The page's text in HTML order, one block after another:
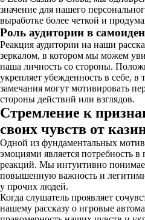
значение для нашего
выработке более четкой и
Роль аудитории в
Реакция аудитории на наши
зеркалом, в котором мы можем
наша личность со стороны.
укрепляет убежденность в себе, в
замечания могут мотивировать
стороны действий или взглядов.
Стремление к
своих чувств от
Одной из фундаментальных
эмоциями является потребность
реакций. Мы интуитивно
повышенную важность и
у прочих людей.
Когда слушатель проявляет
нашему рассказу о игровые